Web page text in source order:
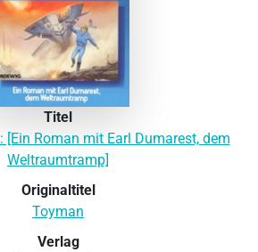
Titel
[Ein Roman mit Earl Dumarest, dem
Weltraumtramp]
Originaltitel
Toyman
Verlag